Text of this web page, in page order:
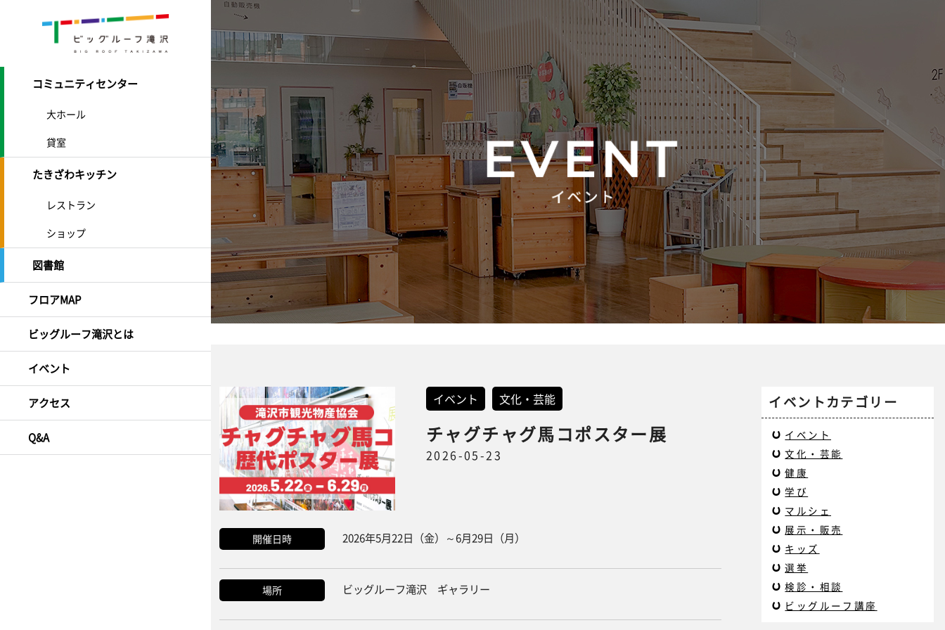
コミュニティセンター
大ホール
貸室
たきざわキッチン
レストラン
ショップ
図書館
フロアMAP
ビッグルーフ滝沢とは
イベント
アクセス
Q&A
イベント 文化・芸能
チャグチャグ馬コポスター展
2026-05-23
開催日時 2026年5月22日（金）～6月29日（月）
場所 ビッグルーフ滝沢 ギャラリー
イベントカテゴリー
イベント
文化・芸能
健康
学び
マルシェ
展示・販売
キッズ
選挙
検診・相談
ビッグルーフ講座